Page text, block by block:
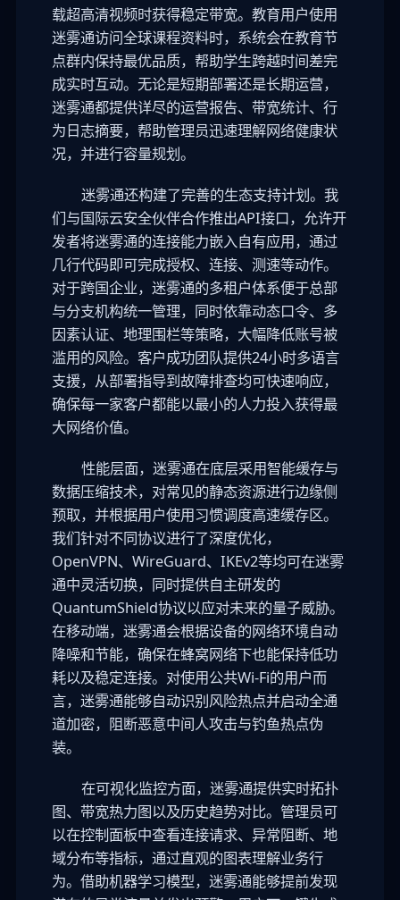
载超高清视频时获得稳定带宽。教育用户使用
迷雾通访问全球课程资料时，系统会在教育节
点群内保持最优品质，帮助学生跨越时间差完
成实时互动。无论是短期部署还是长期运营，
迷雾通都提供详尽的运营报告、带宽统计、行
为日志摘要，帮助管理员迅速理解网络健康状
况，并进行容量规划。
迷雾通还构建了完善的生态支持计划。我
们与国际云安全伙伴合作推出API接口，允许开
发者将迷雾通的连接能力嵌入自有应用，通过
几行代码即可完成授权、连接、测速等动作。
对于跨国企业，迷雾通的多租户体系便于总部
与分支机构统一管理，同时依靠动态口令、多
因素认证、地理围栏等策略，大幅降低账号被
滥用的风险。客户成功团队提供24小时多语言
支援，从部署指导到故障排查均可快速响应，
确保每一家客户都能以最小的人力投入获得最
大网络价值。
性能层面，迷雾通在底层采用智能缓存与
数据压缩技术，对常见的静态资源进行边缘侧
预取，并根据用户使用习惯调度高速缓存区。
我们针对不同协议进行了深度优化，
OpenVPN、WireGuard、IKEv2等均可在迷雾
通中灵活切换，同时提供自主研发的
QuantumShield协议以应对未来的量子威胁。
在移动端，迷雾通会根据设备的网络环境自动
降噪和节能，确保在蜂窝网络下也能保持低功
耗以及稳定连接。对使用公共Wi-Fi的用户而
言，迷雾通能够自动识别风险热点并启动全通
道加密，阻断恶意中间人攻击与钓鱼热点伪
装。
在可视化监控方面，迷雾通提供实时拓扑
图、带宽热力图以及历史趋势对比。管理员可
以在控制面板中查看连接请求、异常阻断、地
域分布等指标，通过直观的图表理解业务行
为。借助机器学习模型，迷雾通能够提前发现